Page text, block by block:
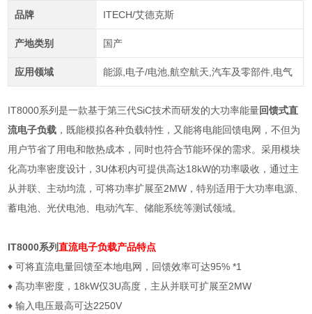
品牌 ITECH/艾德克斯
产地类别 国产
应用领域 能源,电子/电池,航空航天,汽车及零部件,电气
IT8000系列是一款基于第三代SiC技术而研发的大功率能量回馈式直
流电子负载 ，既能模拟各种负载特性，又能将电能回馈电网，不但为
用户节省了用电和散热成本，同时也符合节能环保的需求。采用模块
化高功率密度设计，3U体积内可提供高达18kW的功率吸收，通过主
从并联、主动均流，可将功率扩展至2MW ，特别适用于大功率电源、
蓄电池、光伏电池、电动汽车、储能系统等测试领域。
IT8000系列直流电子负载产品特点
♦ 可将直流电量回馈至本地电网，回馈效率可达95% *1
♦ 高功率密度， 18kW仅3U高度，主从并联可扩展至2MW
♦ 输入电压最高可达2250V